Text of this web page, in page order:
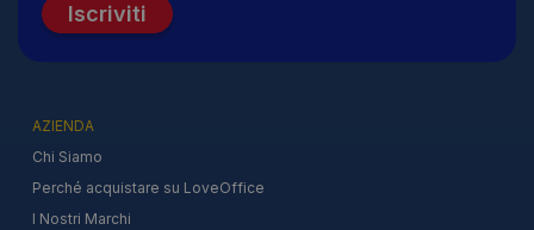
Iscriviti
AZIENDA
Chi Siamo
Perché acquistare su LoveOffice
I Nostri Marchi